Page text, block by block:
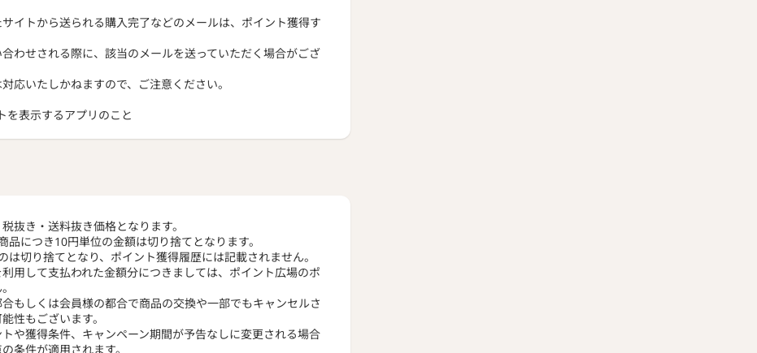
イトから送られる購入完了などのメールは、ポイント獲得す
わせされる際に、該当のメールを送っていただく場合がござ
応いたしかねますので、ご注意ください。
表示するアプリのこと
抜き・送料抜き価格となります。
につき10円単位の金額は切り捨てとなります。
切り捨てとなり、ポイント獲得履歴には記載されません。
用して支払われた金額分につきましては、ポイント広場のポ
もしくは会員様の都合で商品の交換や一部でもキャンセルさ
性もございます。
や獲得条件、キャンペーン期間が予告なしに変更される場合
条件が適用されます。